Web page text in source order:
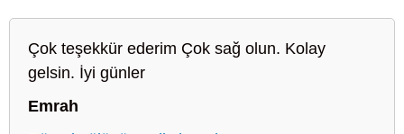
Çok teşekkür ederim Çok sağ olun. Kolay
gelsin. İyi günler
Emrah